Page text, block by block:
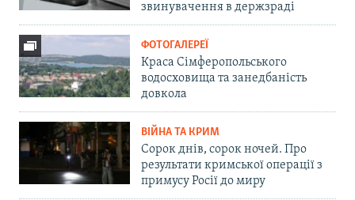
звинувачення в держзраді
ФОТОГАЛЕРЕЇ
Краса Сімферопольського
водосховища та занедбаність
довкола
ВІЙНА ТА КРИМ
Сорок днів, сорок ночей. Про
результати кримської операції з
примусу Росії до миру